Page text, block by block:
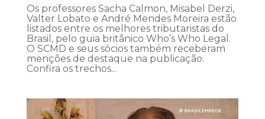
Os professores Sacha Calmon, Misabel Derzi,
Valter Lobato e André Mendes Moreira estão
listados entre os melhores tributaristas do
Brasil, pelo guia britânico Who’s Who Legal.
O SCMD e seus sócios também receberam
menções de destaque na publicação.
Confira os trechos...